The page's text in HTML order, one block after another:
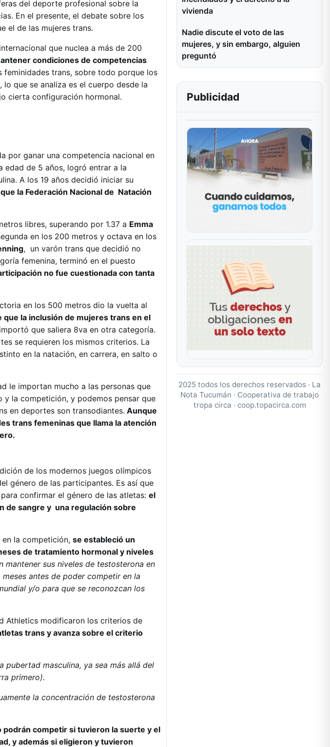
del deporte profesional sobre la
En el presente, el debate sobre los
el de las mujeres trans.
que nuclea a más de 200
condiciones de competencias
feminidades trans, sobre todo porque los
que se analiza es el cuerpo desde la
cierta configuración hormonal.
por ganar una competencia nacional en
edad de 5 años, logró entrar a la
A los 19 años decidió iniciar su
la Federación Nacional de Natación
libres, superando por 1.37 a Emma
en los 200 metros y octava en los
, un varón trans que decidió no
femenina, terminó en el puesto
no fue cuestionada con tanta
en los 500 metros dio la vuelta al
que la inclusión de mujeres trans en el
que saliera 8va en otra categoría.
se requieren los mismos criterios. La
en la natación, en carrera, en salto o
le importan mucho a las personas que
la competición, y podemos pensar que
en deportes son transodiantes. Aunque
trans femeninas que llama la atención
de los modernos juegos olímpicos
género de las participantes. Es así que
confirmar el género de las atletas: el
de sangre y una regulación sobre
la competición, se estableció un
de tratamiento hormonal y niveles
mantener sus niveles de testosterona en
antes de poder competir en la
y/o para que se reconozcan los
Athletics modificaron los criterios de
trans y avanza sobre el criterio
pubertad masculina, ya sea más allá del
primero).
la concentración de testosterona
podrán competir si tuvieron la suerte y el
y además si eligieron y tuvieron
vivienda
Nadie discute el voto de las
mujeres, y sin embargo, alguien
preguntó
Publicidad
2025 todos los derechos reservados · La
Nota Tucumán · Cooperativa de trabajo
tropa circa · coop.topacirca.com